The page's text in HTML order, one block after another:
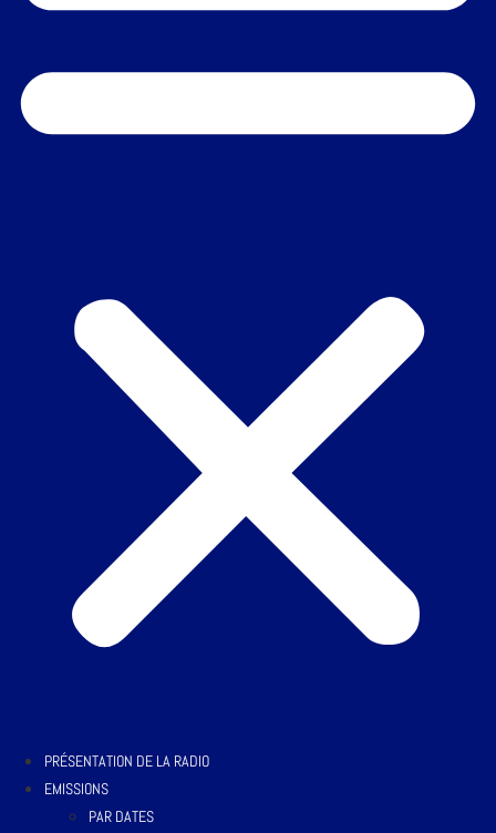
PRÉSENTATION DE LA RADIO
EMISSIONS
PAR DATES